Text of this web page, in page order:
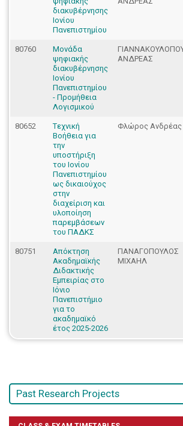
διακυβέρνησης
Ιονίου
Πανεπιστημίου
80760
Μονάδα
ψηφιακής
διακυβέρνησης
Ιονίου
Πανεπιστημίου
- Προμήθεια
Λογισμικού
ΑΝΔΡΕΑΣ
80652
Tεχνική
Βοήθεια για
την
υποστήριξη
του Ιονίου
Πανεπιστημίου
ως δικαιούχος
στην
διαχείριση και
υλοποίηση
παρεμβάσεων
του ΠΑΔΚΣ
Φλώρος Ανδρέας
80751
Απόκτηση
Ακαδημαϊκής
Διδακτικής
Εμπειρίας στο
Ιόνιο
Πανεπιστήμιο
για το
ακαδημαϊκό
έτος 2025-2026
ΠΑΝΑΓΟΠΟΥΛΟΣ
ΜΙΧΑΗΛ
Past Research Projects